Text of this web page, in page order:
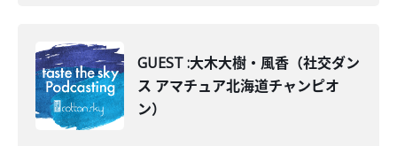
GUEST :大木大樹・風香（社交ダン
ス アマチュア北海道チャンピオ
ン）